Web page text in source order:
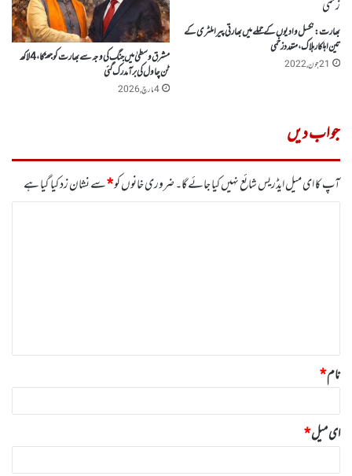
بھارت:نکسل وادیوں کے حملے میں بھارتی پیراملٹری کے
تین اہلکار ہلاک، متعدد زخمی
21 جون, 2022 مشرق وسطیٰ میں جنگ کی وجہ سے بھارت کو جھٹکا ، 4لاکھ
ٹن چاول کی برآمد رک گئی
4 مارچ, 2026
جواب دیں
آپ کا ای میل ایڈریس شائع نہیں کیا جائے گا۔ضروری خانوں کو*سے نشان زد کیا گیا ہے
نام*
ای میل*